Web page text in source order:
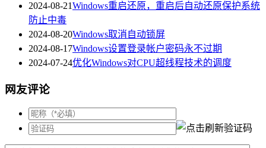
2024-08-21Windows重启还原，重启后自动还原保护系统
防止中毒
2024-08-20Windows取消自动锁屏
2024-08-17Windows设置登录帐户密码永不过期
2024-07-24优化Windows对CPU超线程技术的调度
网友评论